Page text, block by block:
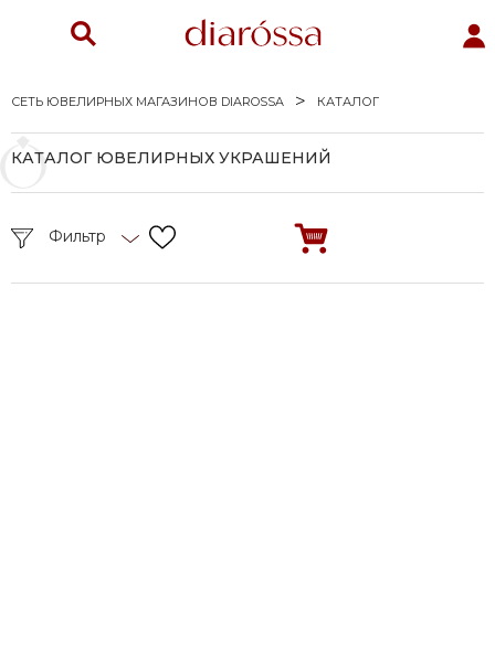
СЕТЬ ЮВЕЛИРНЫХ МАГАЗИНОВ DIAROSSA КАТАЛОГ
КАТАЛОГ ЮВЕЛИРНЫХ УКРАШЕНИЙ
Фильтр